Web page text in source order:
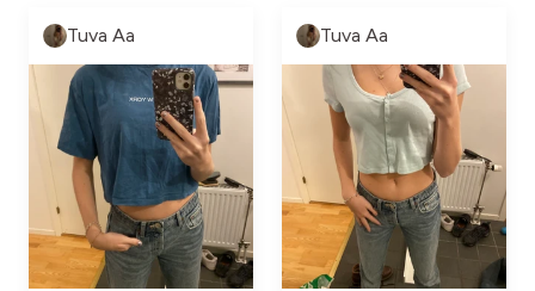
Tuva Aa Tuva Aa